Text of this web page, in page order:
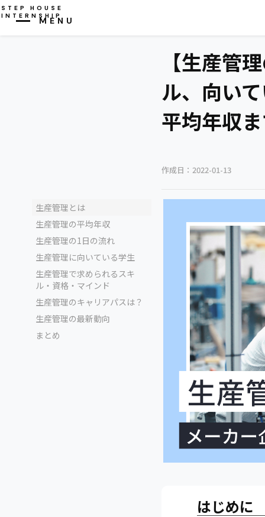
MENU
STEP HOUSE
INTERNSHIP
【生産管
ル、向い
平均年収
作成日：2022-01-13
はじめに
生産管理とは
生産管理の平均年収
生産管理の1日の流れ
生産管理に向いている学生
生産管理で求められるスキ
ル・資格・マインド
生産管理のキャリアパスは？
生産管理の最新動向
まとめ